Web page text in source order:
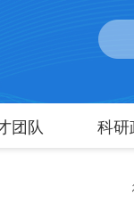
团队 科研